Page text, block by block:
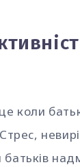
коли